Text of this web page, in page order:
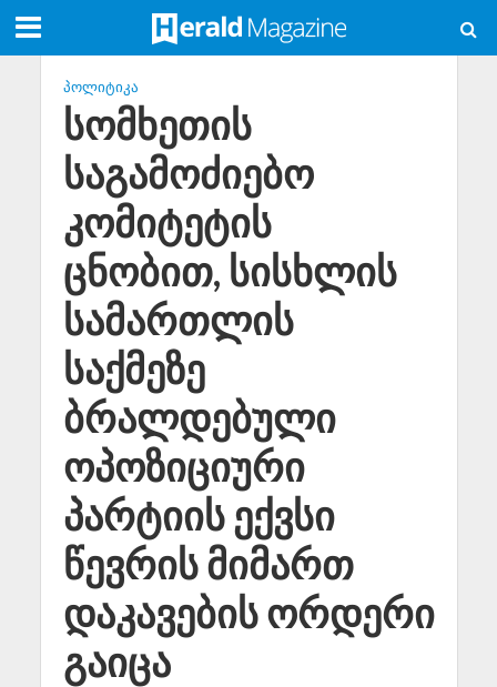
ᲞᲝᲚᲘᲢᲘᲙᲐ
სომხეთის
საგამოძიებო
კომიტეტის
ცნობით, სისხლის
სამართლის
საქმეზე
ბრალდებული
ოპოზიციური
პარტიის ექვსი
წევრის მიმართ
დაკავების ორდერი
გაიცა